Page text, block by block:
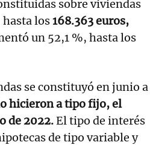
sobre viviendas
los168.363 euros,
un 52,1 %, hasta los
se constituyó en junio a
hicieron a tipo fijo, el
de 2022.El tipo de interés
de tipo variable y